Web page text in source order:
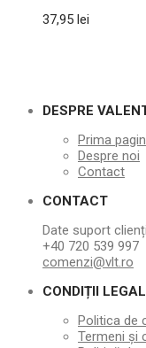
37,95 lei
DESPRE
Prima
Despre noi
Contact
CONTACT
Date suport clienți
+40 720 539 997
comenzi@vlt.ro
CONDIȚII
Politica de
Termeni și